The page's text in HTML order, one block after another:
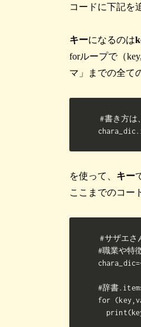
コードに下記を
キーになるのは
forループで（
マ」までの全て
#書き方
を使って、 キー
ここまでのコー
#サザエさ
#職業や特
#辞書
for